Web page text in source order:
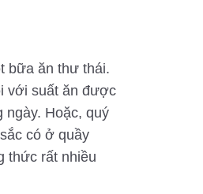
bữa ăn thư thái.
với suất ăn được
ngày. Hoặc, quý
có ở quầy
thức rất nhiều